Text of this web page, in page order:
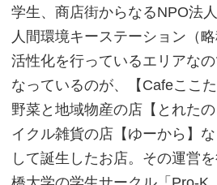
学生、商店街からなるNPO法
人間環境キーステーション（
活性化を行っているエリアな
なっているのが、【Cafeここ
野菜と地域物産の店【とれた
イクル雑貨の店【ゆーから】
して誕生したお店。その運営